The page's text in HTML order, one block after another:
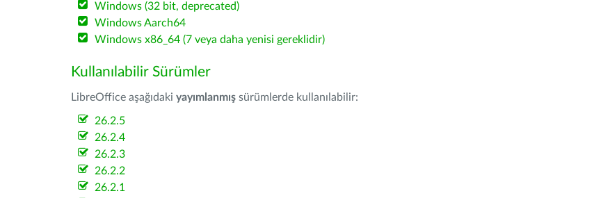
Windows (32 bit, deprecated)
Windows Aarch64
Windows x86_64 (7 veya daha yenisi gereklidir)
Kullanılabilir Sürümler
LibreOffice aşağıdaki yayımlanmış sürümlerde kullanılabilir:
26.2.5
26.2.4
26.2.3
26.2.2
26.2.1